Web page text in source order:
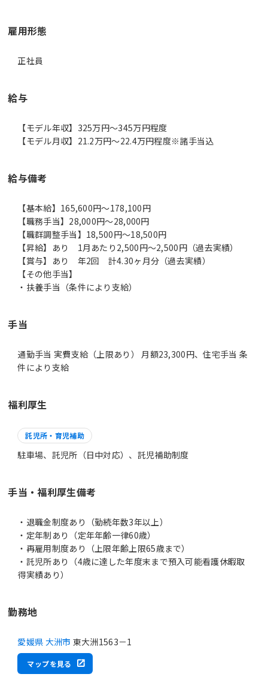
雇用形態
正社員
給与
【モデル年収】325万円〜345万円程度
【モデル月収】21.2万円〜22.4万円程度※諸手当込
給与備考
【基本給】165,600円～178,100円
【職務手当】28,000円～28,000円
【職群調整手当】18,500円～18,500円
【昇給】あり 1月あたり2,500円～2,500円（過去実績）
【賞与】あり 年2回 計4.30ヶ月分（過去実績）
【その他手当】
・扶養手当（条件により支給）
手当
通勤手当 実費支給（上限あり） 月額23,300円、住宅手当 条
件により支給
福利厚生
託児所・育児補助
駐車場、託児所（日中対応）、託児補助制度
手当・福利厚生備考
・退職金制度あり（勤続年数3年以上）
・定年制あり（定年年齢一律60歳）
・再雇用制度あり（上限年齢上限65歳まで）
・託児所あり（4歳に達した年度末まで預入可能看護休暇取
得実績あり）
勤務地
愛媛県 大洲市 東大洲1563－1
マップを見る